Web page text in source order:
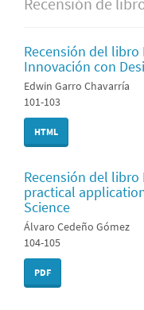
Recensión de
Recensión del
Innovación con
Edwin Garro Chavarría
101-103
HTML
Recensión del
practical
Science
Álvaro Cedeño Gómez
104-105
PDF